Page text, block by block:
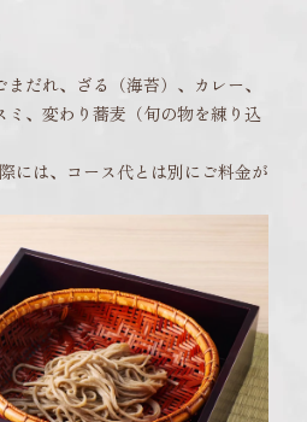
だれ、ざる（海苔）、カレー、
ミ、変わり蕎麦（旬の物を練り込
には、コース代とは別にご料金が